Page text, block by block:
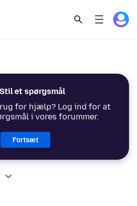
Stil et spørgsmål
for hjælp? Log ind for at
i vores forummer.
Fortsæt